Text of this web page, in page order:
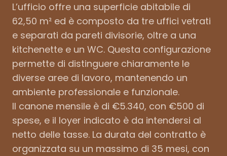
L’ufficio offre una superficie abitabile di
62,50 m² ed è composto da tre uffici vetrati
e separati da pareti divisorie, oltre a una
kitchenette e un WC. Questa configurazione
permette di distinguere chiaramente le
diverse aree di lavoro, mantenendo un
ambiente professionale e funzionale.
Il canone mensile è di €5.340, con €500 di
spese, e il loyer indicato è da intendersi al
netto delle tasse. La durata del contratto è
organizzata su un massimo di 35 mesi, con